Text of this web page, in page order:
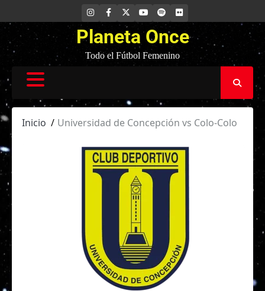
INSTAGRAM
FACEBOOK YOUTUBE
SPOTIFYFLICKR
Planeta Once
Todo el Fútbol Femenino
Inicio Universidad de Concepción vs Colo-Colo